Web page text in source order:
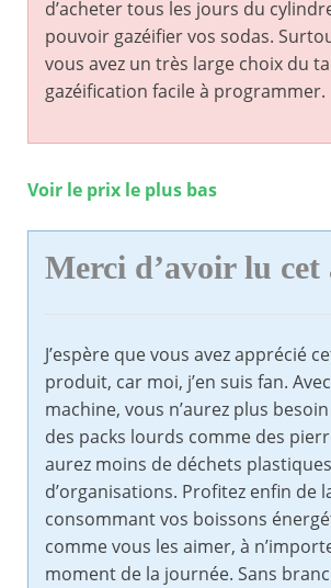
d’acheter tous les jours du
pouvoir gazéifier vos sodas.
vous avez un très large choix du
gazéification facile à programmer.
Voir le prix le plus bas
Merci d’avoir lu cet
J’espère que vous avez apprécié
produit, car moi, j’en suis fan.
machine, vous n’aurez plus
des packs lourds comme des
aurez moins de déchets
d’organisations. Profitez enfin de
consommant vos boissons
comme vous les aimer, à
moment de la journée. Sans